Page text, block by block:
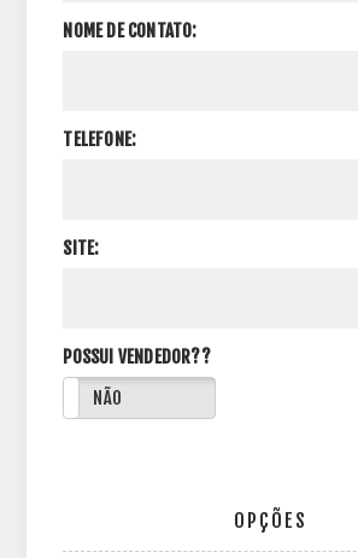
NOME DE CONTATO:
TELEFONE:
SITE:
POSSUI VENDEDOR??
NÃO
OPÇÕES